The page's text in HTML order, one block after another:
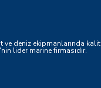
ve deniz ekipmanlarında
lider marine firmasıdır.